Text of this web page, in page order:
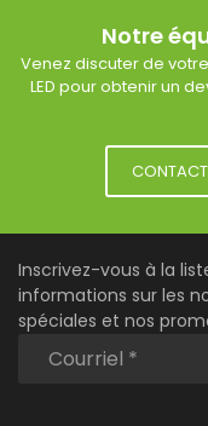
Notre
Venez discuter de
LED pour obtenir un
Inscrivez-vous à la
informations sur les
spéciales et nos